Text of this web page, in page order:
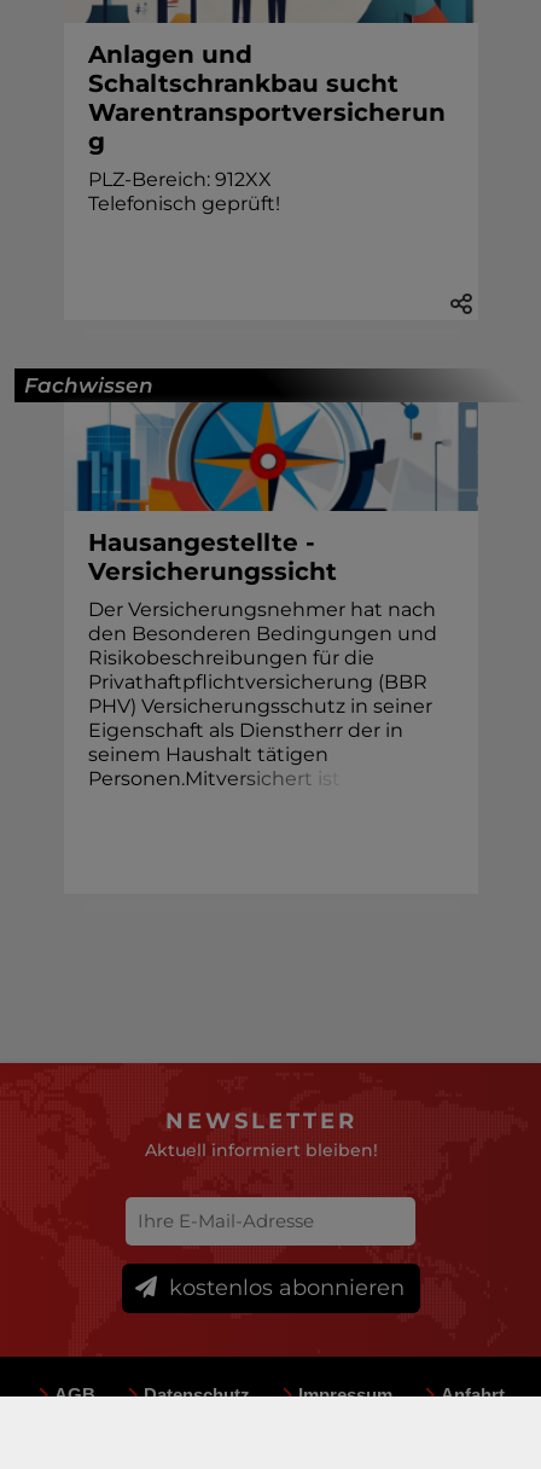
Anlagen und
Schaltschrankbau sucht
Warentransportversicherun
g
PLZ-Bereich: 912XX
Telefonisch geprüft!
Fachwissen
Hausangestellte -
Versicherungssicht
Der Versicherungsnehmer hat nach
den Besonderen Bedingungen und
Risikobeschreibungen für die
Privathaftpflichtversicherung (BBR
PHV) Versicherungsschutz in seiner
Eigenschaft als Dienstherr der in
seinem Haushalt tätigen
Personen.Mitversichert is
NEWSLETTER
Aktuell informiert bleiben!
kostenlos abonnieren
AGB Datenschutz Impressum
Anfahrt